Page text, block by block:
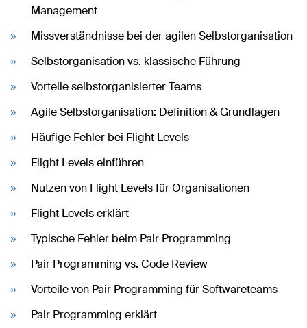
Management
Missverständnisse bei der agilen Selbstorganisation
Selbstorganisation vs. klassische Führung
Vorteile selbstorganisierter Teams
Agile Selbstorganisation: Definition & Grundlagen
Häufige Fehler bei Flight Levels
Flight Levels einführen
Nutzen von Flight Levels für Organisationen
Flight Levels erklärt
Typische Fehler beim Pair Programming
Pair Programming vs. Code Review
Vorteile von Pair Programming für Softwareteams
Pair Programming erklärt